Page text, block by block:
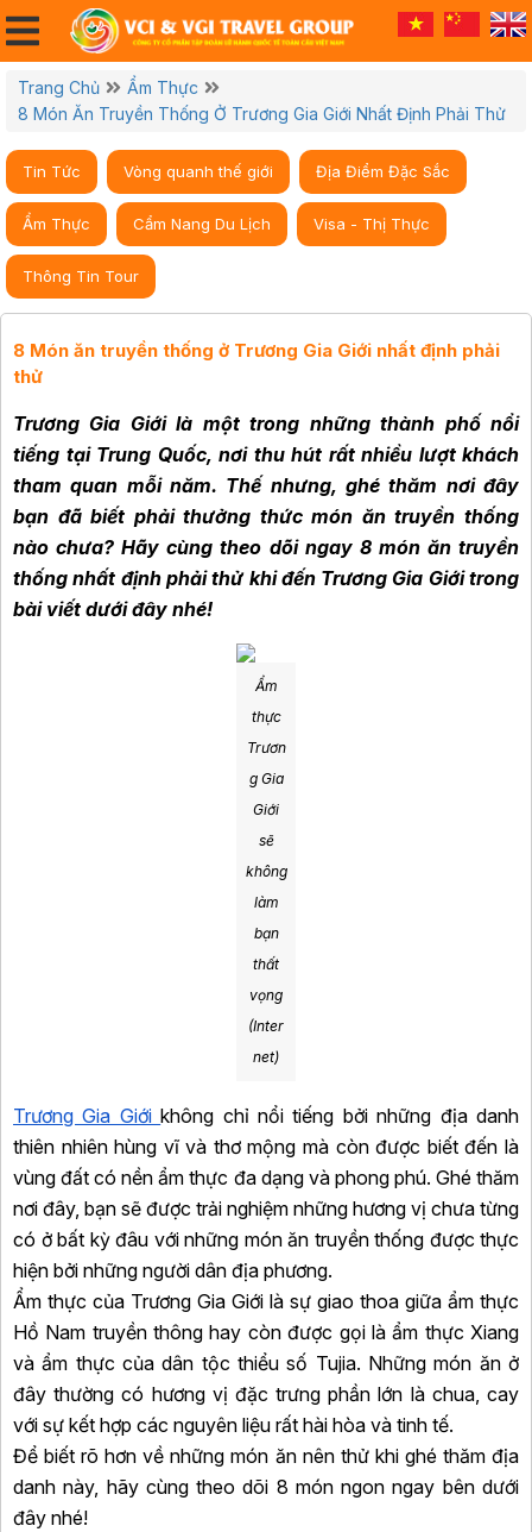
Trang Chủ
Ẩm Thực
8 Món Ăn Truyền Thống Ở Trương Gia Giới Nhất Định Phải Thử
Tin Tức Vòng quanh thế giới Địa Điểm Đặc Sắc
Ẩm Thực Cẩm Nang Du Lịch Visa - Thị Thực
Thông Tin Tour
8 Món ăn truyền thống ở Trương Gia Giới nhất định phải
thử
Trương Gia Giới là một trong những thành phố nổi
tiếng tại Trung Quốc, nơi thu hút rất nhiều lượt khách
tham quan mỗi năm. Thế nhưng, ghé thăm nơi đây
bạn đã biết phải thưởng thức món ăn truyền thống
nào chưa? Hãy cùng theo dõi ngay 8 món ăn truyền
thống nhất định phải thử khi đến Trương Gia Giới trong
bài viết dưới đây nhé!
Ẩm
thực
Trươn
g Gia
Giới
sẽ
không
làm
bạn
thất
vọng
(Inter
net)
Trương Gia Giớikhông chỉ nổi tiếng bởi những địa danh
thiên nhiên hùng vĩ và thơ mộng mà còn được biết đến là
vùng đất có nền ẩm thực đa dạng và phong phú. Ghé thăm
nơi đây, bạn sẽ được trải nghiệm những hương vị chưa từng
có ở bất kỳ đâu với những món ăn truyền thống được thực
hiện bởi những người dân địa phương.
Ẩm thực của Trương Gia Giới là sự giao thoa giữa ẩm thực
Hồ Nam truyền thông hay còn được gọi là ẩm thực Xiang
và ẩm thực của dân tộc thiểu số Tujia. Những món ăn ở
đây thường có hương vị đặc trưng phần lớn là chua, cay
với sự kết hợp các nguyên liệu rất hài hòa và tinh tế.
Để biết rõ hơn về những món ăn nên thử khi ghé thăm địa
danh này, hãy cùng theo dõi 8 món ngon ngay bên dưới
đây nhé!